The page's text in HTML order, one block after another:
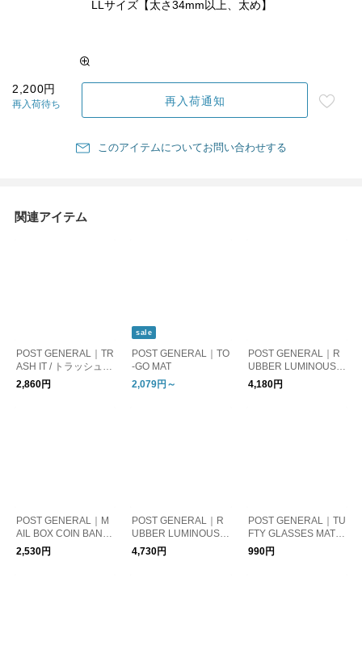
LLサイズ【太さ34mm以上、太め】
2,200円
再入荷待ち 再入荷通知
このアイテムについてお問い合わせする
関連アイテム
POST GENERAL｜TR
ASH IT / トラッシュイ
ット
2,860円
sale
POST GENERAL｜TO
-GO MAT
2,079円～
POST GENERAL｜R
UBBER LUMINOUS D
OOR MAT GOOD VIB
ES ONLY / ラバールミ
4,180円
POST GENERAL｜M
AIL BOX COIN BANK /
メールボックス コイ
ンバンク
2,530円
POST GENERAL｜R
UBBER LUMINOUS D
OOR MAT HELLO / ラ
バールミナスドアマッ
4,730円
POST GENERAL｜TU
FTY GLASSES MAT /
タフティー グラッシ
ーズマット
990円